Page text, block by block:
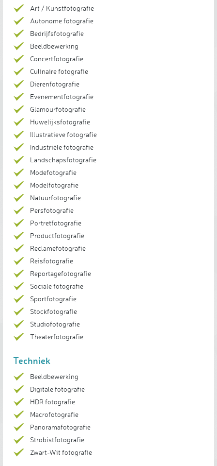
Art / Kunstfotografie
Autonome fotografie
Bedrijfsfotografie
Beeldbewerking
Concertfotografie
Culinaire fotografie
Dierenfotografie
Evenementfotografie
Glamourfotografie
Huwelijksfotografie
Illustratieve fotografie
Industriële fotografie
Landschapsfotografie
Modefotografie
Modelfotografie
Natuurfotografie
Persfotografie
Portretfotografie
Productfotografie
Reclamefotografie
Reisfotografie
Reportagefotografie
Sociale fotografie
Sportfotografie
Stockfotografie
Studiofotografie
Theaterfotografie
Techniek
Beeldbewerking
Digitale fotografie
HDR fotografie
Macrofotografie
Panoramafotografie
Strobistfotografie
Zwart-Wit fotografie